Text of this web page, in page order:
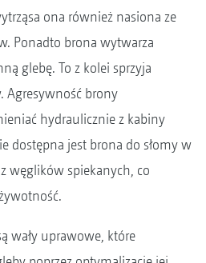
ona również nasiona ze
Ponadto brona wytwarza
glebę. To z kolei sprzyja
Agresywność brony
hydraulicznie z kabiny
dostępna jest brona do słomy w
węglików spiekanych, co
wały uprawowe, które